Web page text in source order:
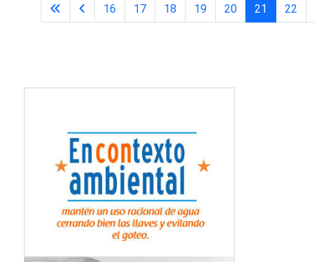
Página 21 de 65
16 17 18 19 20 21 22